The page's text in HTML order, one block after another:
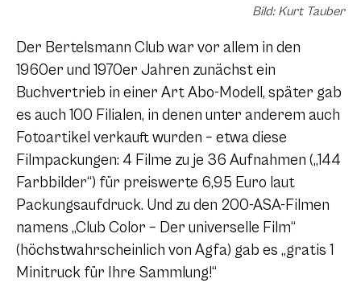
Bild: Kurt Tauber
Der Bertelsmann Club war vor allem in den
1960er und 1970er Jahren zunächst ein
Buchvertrieb in einer Art Abo-Modell, später gab
es auch 100 Filialen, in denen unter anderem auch
Fotoartikel verkauft wurden – etwa diese
Filmpackungen: 4 Filme zu je 36 Aufnahmen („144
Farbbilder“) für preiswerte 6,95 Euro laut
Packungsaufdruck. Und zu den 200-ASA-Filmen
namens „Club Color – Der universelle Film“
(höchstwahrscheinlich von Agfa) gab es „gratis 1
Minitruck für Ihre Sammlung!“